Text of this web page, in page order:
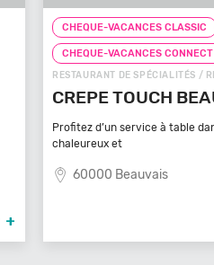
+
CHEQUE-VACANCES CLASSIC
CHEQUE-VACANCES CONNECT
FAST-FOODS / RESTAURATION
PIZZA COSY
81000 Albi